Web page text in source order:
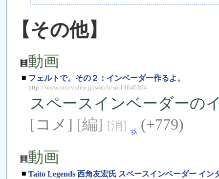
【その他】
動画
■ フェルトで。その２：インベーダー作るよ。
http://www.nicovideo.jp/watch/sm13646304
スペースインベーダーの
[コメ] [編] [消]
(+779)
動画
■ Taito Legends 西角友宏氏 スペースインベーダー イン